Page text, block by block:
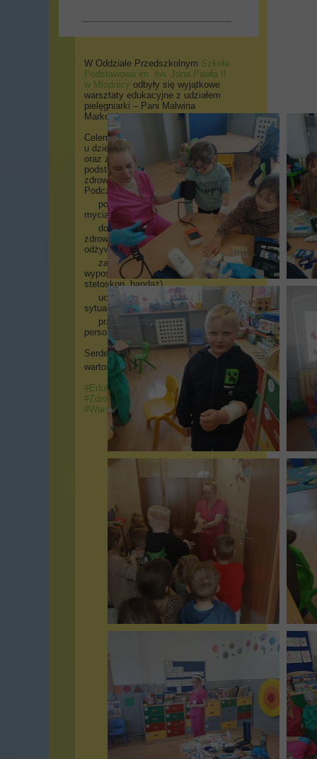
W Oddziale Przedszkolnym Szkoła
Podstawowa im. św. Jana Pawła II
w Miodnicy odbyły się wyjątkowe
warsztaty edukacyjne z udziałem
pielęgniarki – Pani Malwina
Markowicz.
Celem spotkania było kształtowanie
u dzieci nawyków prozdrowotnych
oraz zapoznanie ich z
podstawowymi zasadami dbania o
zdrowie i higienę.
Podczas zajęć dzieci:
poznały zasady prawidłowego
mycia rąk oraz higieny osobistej,
dowiedziały się, jak dbać o
zdrowie poprzez odpowiednie
odżywianie, ruch i odpoczynek,
zapoznały się z podstawowym
wyposażeniem medycznym (m.in.
stetoskop, bandaż),
uczyły się, jak zachować się w
sytuacji choroby lub skaleczenia,
przełamywały lęk przed
personelem medycznym.
Serdecznie dziękujemy za ciekawe i
wartościowe spotkanie
#EdukacjaZdrowotna
#Przedszkole
#ZdroweNawyki
#WarsztatyDlaDzieci